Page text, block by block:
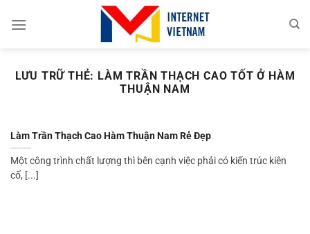
đến
LƯU TRỮ THẺ: LÀM TRẦN THẠCH CAO TỐT Ở HÀM
THUẬN NAM
Làm Trần Thạch Cao Hàm Thuận Nam Rẻ Đẹp
Một công trình chất lượng thì bên cạnh việc phải có kiến trúc kiên
cố, [...]